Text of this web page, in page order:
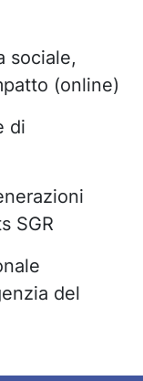
sociale,
(online)
di
SGR
del